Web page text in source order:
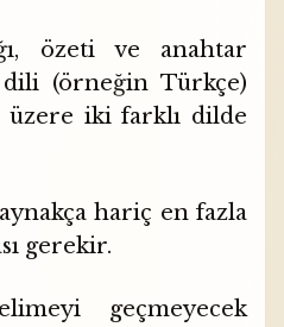
özeti ve anahtar
dili (örneğin Türkçe)
iki farklı dilde
hariç en fazla
gerekir.
geçmeyecek